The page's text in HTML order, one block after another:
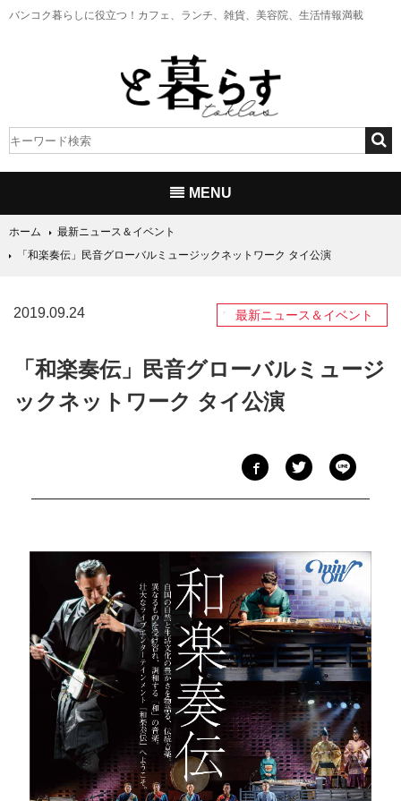
バンコク暮らしに役立つ！ カフェ、ランチ、雑貨、美容院、生活情報満載
MENU
ホーム
最新ニュース＆イベント
「和楽奏伝」民音グローバルミュージックネットワーク タイ公演
2019.09.24 最新ニュース＆イベント
「和楽奏伝」民音グローバルミュージ
ックネットワーク タイ公演